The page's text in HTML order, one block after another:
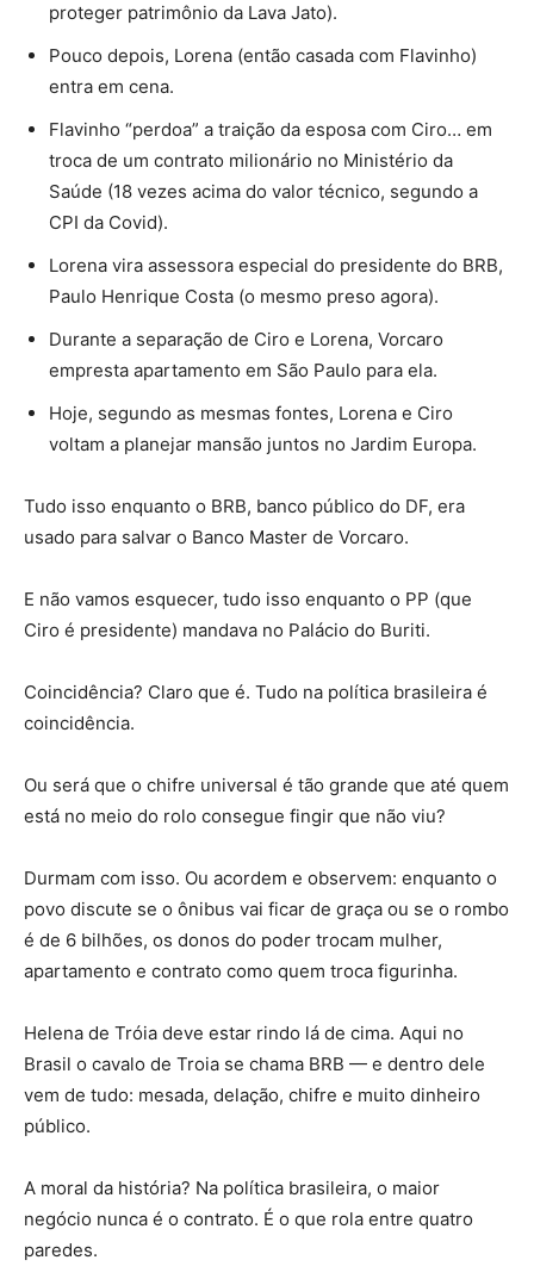
proteger patrimônio da Lava Jato).
Pouco depois, Lorena (então casada com Flavinho)
entra em cena.
Flavinho “perdoa” a traição da esposa com Ciro… em
troca de um contrato milionário no Ministério da
Saúde (18 vezes acima do valor técnico, segundo a
CPI da Covid).
Lorena vira assessora especial do presidente do BRB,
Paulo Henrique Costa (o mesmo preso agora).
Durante a separação de Ciro e Lorena, Vorcaro
empresta apartamento em São Paulo para ela.
Hoje, segundo as mesmas fontes, Lorena e Ciro
voltam a planejar mansão juntos no Jardim Europa.
Tudo isso enquanto o BRB, banco público do DF, era
usado para salvar o Banco Master de Vorcaro.
E não vamos esquecer, tudo isso enquanto o PP (que
Ciro é presidente) mandava no Palácio do Buriti.
Coincidência? Claro que é. Tudo na política brasileira é
coincidência.
Ou será que o chifre universal é tão grande que até quem
está no meio do rolo consegue fingir que não viu?
Durmam com isso. Ou acordem e observem: enquanto o
povo discute se o ônibus vai ficar de graça ou se o rombo
é de 6 bilhões, os donos do poder trocam mulher,
apartamento e contrato como quem troca figurinha.
Helena de Tróia deve estar rindo lá de cima. Aqui no
Brasil o cavalo de Troia se chama BRB — e dentro dele
vem de tudo: mesada, delação, chifre e muito dinheiro
público.
A moral da história? Na política brasileira, o maior
negócio nunca é o contrato. É o que rola entre quatro
paredes.